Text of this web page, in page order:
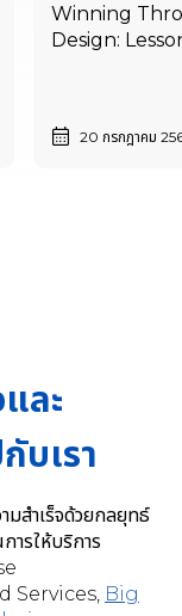
Winning
Design:
20 กรกฎาคม
ละ
บเรา
สำเร็จด้วยกลยุทธ์
ารให้บริการ
Services, Big